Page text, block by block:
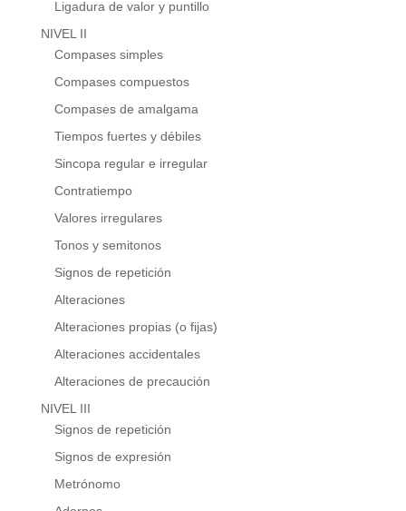
Ligadura de valor y puntillo
NIVEL II
Compases simples
Compases compuestos
Compases de amalgama
Tiempos fuertes y débiles
Sincopa regular e irregular
Contratiempo
Valores irregulares
Tonos y semitonos
Signos de repetición
Alteraciones
Alteraciones propias (o fijas)
Alteraciones accidentales
Alteraciones de precaución
NIVEL III
Signos de repetición
Signos de expresión
Metrónomo